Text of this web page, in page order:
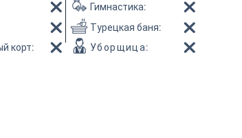
корт:
Гимнастика:
Турецкая баня:
Уборщица: